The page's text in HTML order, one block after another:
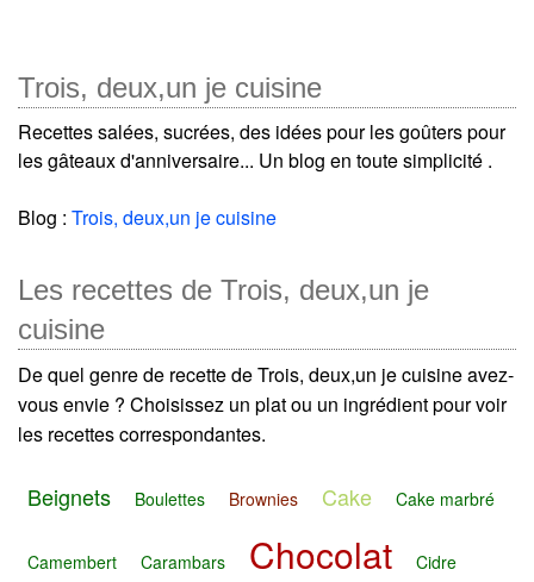
Trois, deux,un je cuisine
Recettes salées, sucrées, des idées pour les goûters pour
les gâteaux d'anniversaire... Un blog en toute simplicité .
Blog : Trois, deux,un je cuisine
Les recettes de Trois, deux,un je
cuisine
De quel genre de recette de Trois, deux,un je cuisine avez-
vous envie ? Choisissez un plat ou un ingrédient pour voir
les recettes correspondantes.
Beignets Boulettes Brownies Cake Cake marbré
Camembert Carambars Chocolat Cidre